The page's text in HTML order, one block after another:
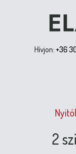
Hívjon: +36
2